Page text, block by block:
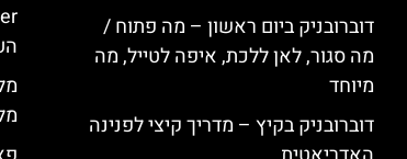
דוברובניק ביום ראשון – מה פתוח /
מה סגור, לאן ללכת, איפה לטייל, מה
מיוחד
דוברובניק בקיץ – מדריך קיצי לפנינה